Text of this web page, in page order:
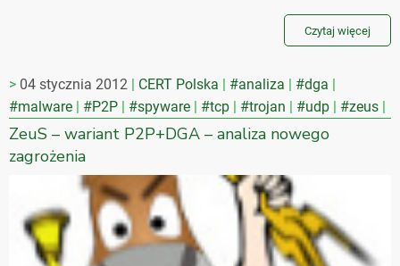
Czytaj więcej
04 stycznia 2012 CERT Polska #analiza
#dga
#malware
#P2P #spyware #tcp #trojan #udp #zeus
ZeuS – wariant P2P+DGA – analiza nowego
zagrożenia